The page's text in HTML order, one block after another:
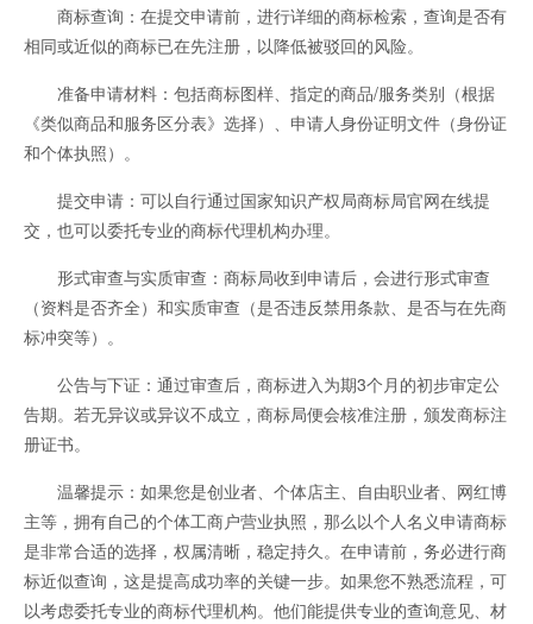
商标查询：在提交申请前，进行详细的商标检索，查询是否有
相同或近似的商标已在先注册，以降低被驳回的风险。
准备申请材料：包括商标图样、指定的商品/服务类别（根据
《类似商品和服务区分表》选择）、申请人身份证明文件（身份证
和个体执照）。
提交申请：可以自行通过国家知识产权局商标局官网在线提
交，也可以委托专业的商标代理机构办理。
形式审查与实质审查：商标局收到申请后，会进行形式审查
（资料是否齐全）和实质审查（是否违反禁用条款、是否与在先商
标冲突等）。
公告与下证：通过审查后，商标进入为期3个月的初步审定公
告期。若无异议或异议不成立，商标局便会核准注册，颁发商标注
册证书。
温馨提示：如果您是创业者、个体店主、自由职业者、网红博
主等，拥有自己的个体工商户营业执照，那么以个人名义申请商标
是非常合适的选择，权属清晰，稳定持久。在申请前，务必进行商
标近似查询，这是提高成功率的关键一步。如果您不熟悉流程，可
以考虑委托专业的商标代理机构。他们能提供专业的查询意见、材